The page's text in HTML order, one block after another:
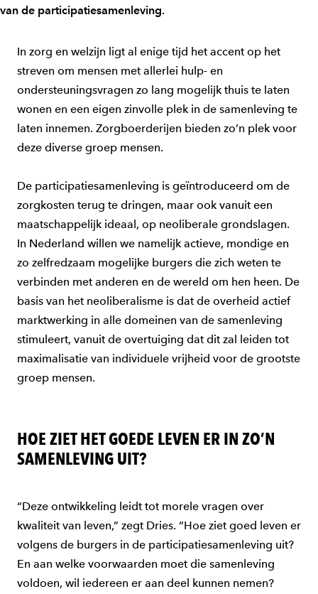
van de participatiesamenleving.
In zorg en welzijn ligt al enige tijd het accent op het
streven om mensen met allerlei hulp- en
ondersteuningsvragen zo lang mogelijk thuis te laten
wonen en een eigen zinvolle plek in de samenleving te
laten innemen. Zorgboerderijen bieden zo’n plek voor
deze diverse groep mensen.
De participatiesamenleving is geïntroduceerd om de
zorgkosten terug te dringen, maar ook vanuit een
maatschappelijk ideaal, op neoliberale grondslagen.
In Nederland willen we namelijk actieve, mondige en
zo zelfredzaam mogelijke burgers die zich weten te
verbinden met anderen en de wereld om hen heen. De
basis van het neoliberalisme is dat de overheid actief
marktwerking in alle domeinen van de samenleving
stimuleert, vanuit de overtuiging dat dit zal leiden tot
maximalisatie van individuele vrijheid voor de grootste
groep mensen.
HOE ZIET HET GOEDE LEVEN ER IN ZO’N
SAMENLEVING UIT?
“Deze ontwikkeling leidt tot morele vragen over
kwaliteit van leven,” zegt Dries. “Hoe ziet goed leven er
volgens de burgers in de participatiesamenleving uit?
En aan welke voorwaarden moet die samenleving
voldoen, wil iedereen er aan deel kunnen nemen?